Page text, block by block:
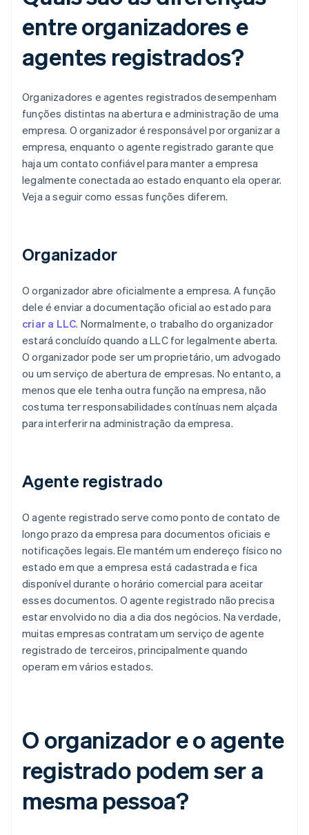
entre organizadores e
agentes registrados?
Organizadores e agentes registrados desempenham
funções distintas na abertura e administração de uma
empresa. O organizador é responsável por organizar a
empresa, enquanto o agente registrado garante que
haja um contato confiável para manter a empresa
legalmente conectada ao estado enquanto ela operar.
Veja a seguir como essas funções diferem.
Organizador
O organizador abre oficialmente a empresa. A função
dele é enviar a documentação oficial ao estado para
criar a LLC. Normalmente, o trabalho do organizador
estará concluído quando a LLC for legalmente aberta.
O organizador pode ser um proprietário, um advogado
ou um serviço de abertura de empresas. No entanto, a
menos que ele tenha outra função na empresa, não
costuma ter responsabilidades contínuas nem alçada
para interferir na administração da empresa.
Agente registrado
O agente registrado serve como ponto de contato de
longo prazo da empresa para documentos oficiais e
notificações legais. Ele mantém um endereço físico no
estado em que a empresa está cadastrada e fica
disponível durante o horário comercial para aceitar
esses documentos. O agente registrado não precisa
estar envolvido no dia a dia dos negócios. Na verdade,
muitas empresas contratam um serviço de agente
registrado de terceiros, principalmente quando
operam em vários estados.
O organizador e o agente
registrado podem ser a
mesma pessoa?